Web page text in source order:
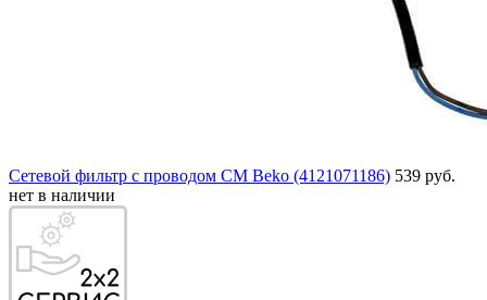
Сетевой фильтр с проводом СМ Beko (4121071186) 539 руб.
нет в наличии